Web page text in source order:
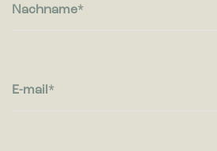
Nachname
E-mail